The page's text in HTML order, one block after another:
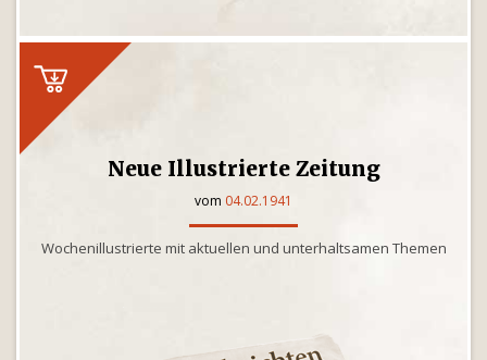
Neue Illustrierte Zeitung
vom 04.02.1941
Wochenillustrierte mit aktuellen und unterhaltsamen Themen